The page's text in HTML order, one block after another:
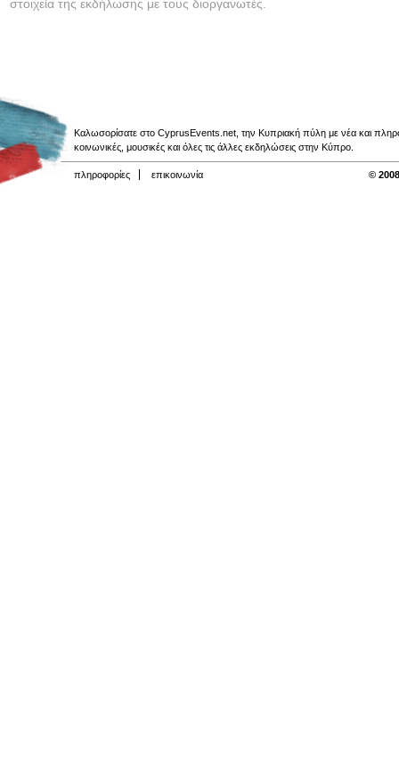
στοιχεία της εκδήλωσης με τους διοργανωτές.
Καλωσορίσατε στο CyprusEvents.net, την Κυπριακή πύλη με νέα και
κοινωνικές, μουσικές και όλες τις άλλες εκδηλώσεις στην Κύπρο.
πληροφορίες επικοινωνία ©